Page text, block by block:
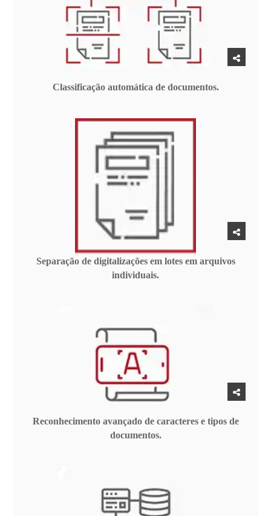
Classificação automática de documentos.
Separação de digitalizações em lotes em arquivos
individuais.
Reconhecimento avançado de caracteres e tipos de
documentos.